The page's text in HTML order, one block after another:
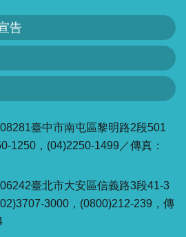
告
臺中市南屯區黎明路2段501
1250，(04)2250-1499／傳真：
臺北市大安區信義路3段41-3
3000，(0800)212-239，傳